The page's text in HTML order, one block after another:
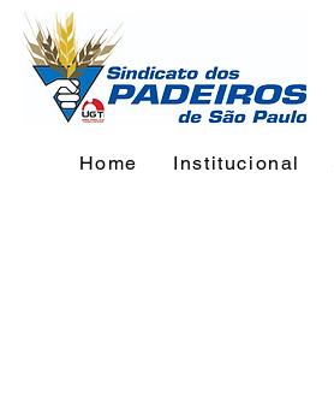
Home Institucional